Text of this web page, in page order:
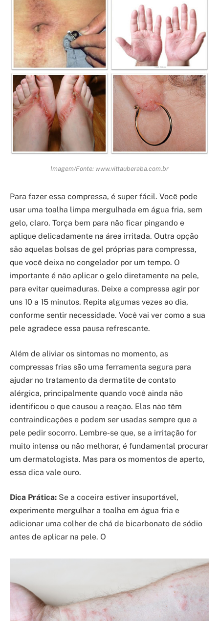
Imagem/Fonte: www.vittauberaba.com.br
Para fazer essa compressa, é super fácil. Você pode
usar uma toalha limpa mergulhada em água fria, sem
gelo, claro. Torça bem para não ficar pingando e
aplique delicadamente na área irritada. Outra opção
são aquelas bolsas de gel próprias para compressa,
que você deixa no congelador por um tempo. O
importante é não aplicar o gelo diretamente na pele,
para evitar queimaduras. Deixe a compressa agir por
uns 10 a 15 minutos. Repita algumas vezes ao dia,
conforme sentir necessidade. Você vai ver como a sua
pele agradece essa pausa refrescante.
Além de aliviar os sintomas no momento, as
compressas frias são uma ferramenta segura para
ajudar no tratamento da dermatite de contato
alérgica, principalmente quando você ainda não
identificou o que causou a reação. Elas não têm
contraindicações e podem ser usadas sempre que a
pele pedir socorro. Lembre-se que, se a irritação for
muito intensa ou não melhorar, é fundamental procurar
um dermatologista. Mas para os momentos de aperto,
essa dica vale ouro.
Dica Prática: Se a coceira estiver insuportável,
experimente mergulhar a toalha em água fria e
adicionar uma colher de chá de bicarbonato de sódio
antes de aplicar na pele. O